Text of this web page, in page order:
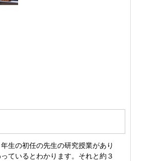
生の初任の先生の研究授業があり
ているとわかります。それと約３